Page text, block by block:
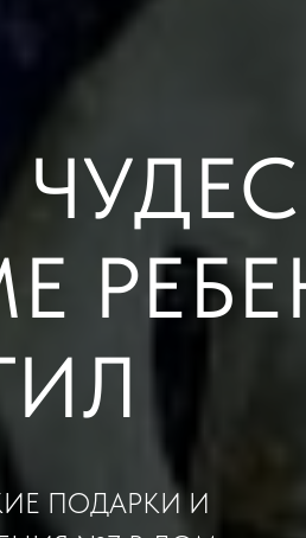
ПОДАРКИ И